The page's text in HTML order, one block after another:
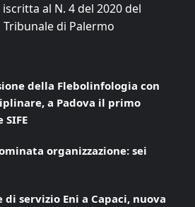
al N. 4 del 2020 del
di Palermo
della Flebolinfologia con
a Padova il primo
SIFE
organizzazione: sei
di servizio Eni a Capaci, nuova